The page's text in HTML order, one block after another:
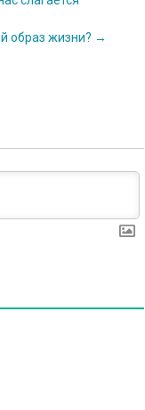
образ жизни? →